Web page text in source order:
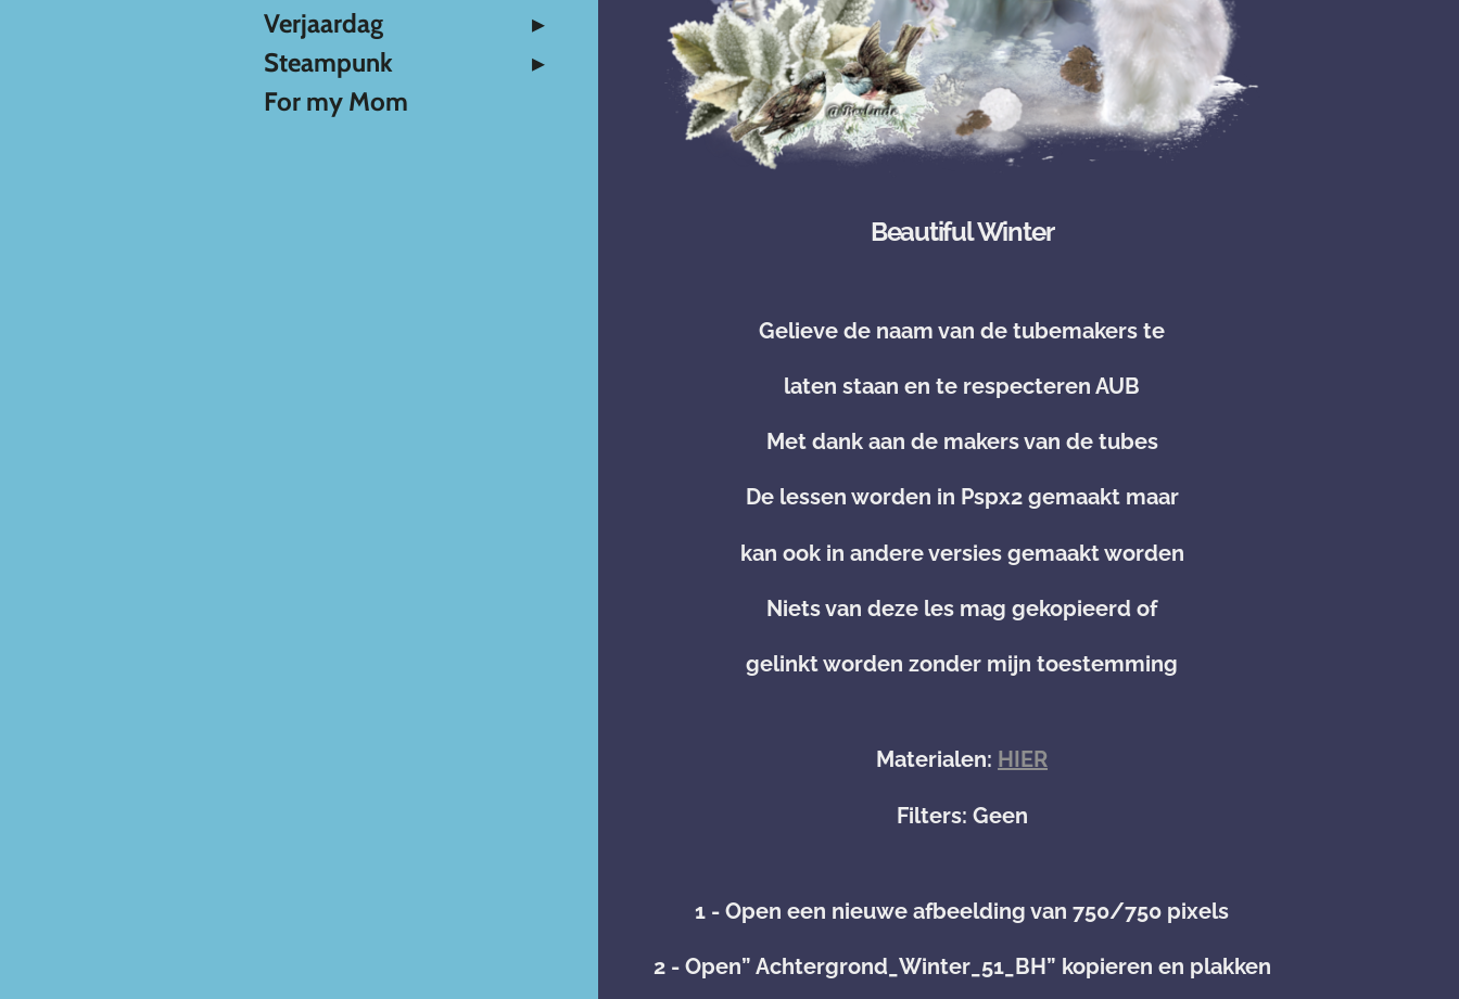
Beautiful Winter
Gelieve de naam van de tubemakers te
laten staan en te respecteren AUB
Met dank aan de makers van de tubes
De lessen worden in Pspx2 gemaakt maar
kan ook in andere versies gemaakt worden
Niets van deze les mag gekopieerd of
gelinkt worden zonder mijn toestemming
Materialen: HIER
Filters: Geen
1 - Open een nieuwe afbeelding van 750/750 pixels
2 - Open” Achtergrond_Winter_51_BH” kopieren en plakken
Verjaardag
Steampunk
For my Mom